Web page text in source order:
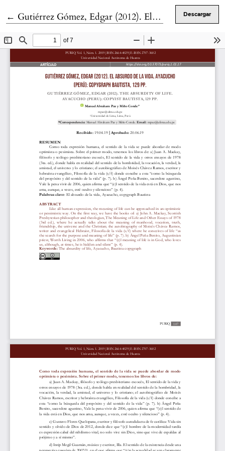
← Volver a los detalles del artículo
Gutiérrez Gómez, Edgar (2012). El absurdo de la vida. Ayacucho (Perú): copygraph Bautista, 129 pp. Descargar